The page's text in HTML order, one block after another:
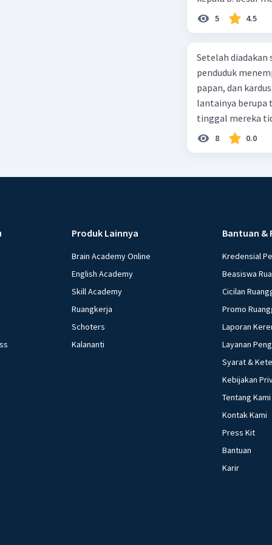
5 4.5
Setelah diadakan
penduduk
papan, dan
lantainya berupa
tinggal mereka tidak layak
dalam paragraf
8 0.0
Produk Lainnya
Brain Academy Online
English Academy
Skill Academy
Ruangkerja
Schoters
Kalananti
Bantuan &
Kredensial
Beasiswa
Cicilan
Promo
Laporan
Layanan
Syarat &
Kebijakan
Tentang Kami
Kontak Kami
Press Kit
Bantuan
Karir